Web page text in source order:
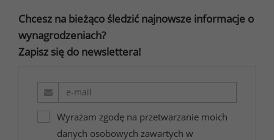
Chcesz na bieżąco śledzić najnowsze informacje o
wynagrodzeniach?
Zapisz się do newslettera!
Wyrażam zgodę na przetwarzanie moich
danych osobowych zawartych w